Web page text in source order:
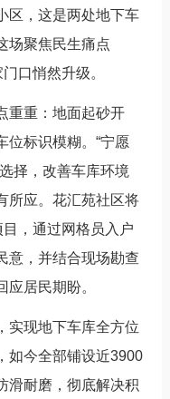
区，这是两处地下车
场聚焦民生痛点
口悄然升级。
重：地面起砂开
位标识模糊。“宁愿
择，改善车库环境
所应。花汇苑社区将
目，通过网格员入户
意，并结合现场勘查
居民期盼。
现地下车库全方位
如今全部铺设近3900
滑耐磨，彻底解决积